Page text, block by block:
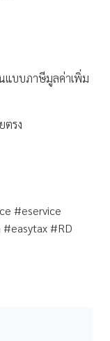
แบบภาษีมูลค่าเพิ่ม
ตรง
#eservice
#RD